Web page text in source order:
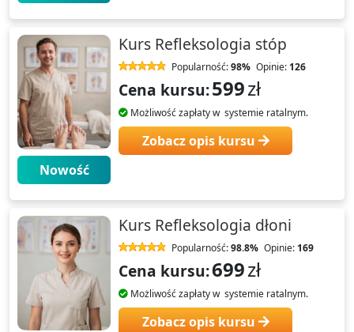
Nowość
Kurs Refleksologia stóp
Popularność:98% Opinie: 126
Cena kursu:599zł
Możliwość zapłaty w systemie ratalnym.
Zobacz opis kursu
Kurs Refleksologia dłoni
Popularność:98.8% Opinie: 169
Cena kursu:699zł
Możliwość zapłaty w systemie ratalnym.
Zobacz opis kursu